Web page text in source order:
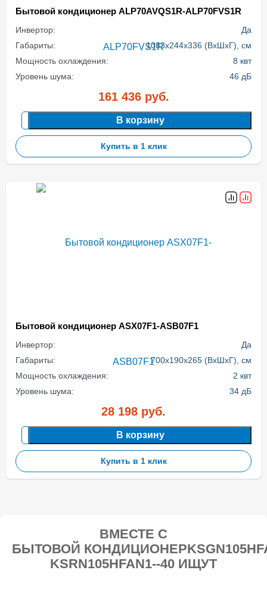
Бытовой кондиционер ALP70AVQS1R-ALP70FVS1R
Инвертор:
Да
Габариты:
1083x244x336 (ВхШхГ), см
Мощность охлаждения:
8 квт
Уровень шума:
46 дБ
161 436руб.
В корзину
Купить в 1 клик
Бытовой кондиционер ASX07F1-ASB07F1
Инвертор:
Да
Габариты:
700x190x265 (ВхШхГ), см
Мощность охлаждения:
2 квт
Уровень шума:
34 дБ
28 198 руб.
В корзину
Купить в 1 клик
ВМЕСТЕ С
БЫТОВОЙ
KSRN105HFAN1--40 ИЩУТ